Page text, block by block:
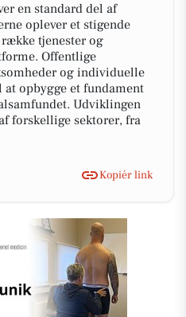
en standard del af
oplever et stigende
tjenester og
Offentlige
og individuelle
opbygge et fundament
Udviklingen
forskellige sektorer, fra
Kopiér link